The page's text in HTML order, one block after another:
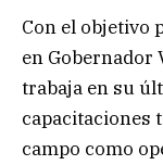
Con el objetivo
en Gobernador
trabaja en su
capacitaciones
campo como